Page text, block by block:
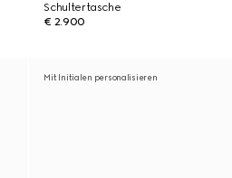
Schultertasche
€ 2.900
Mit Initialen personalisieren